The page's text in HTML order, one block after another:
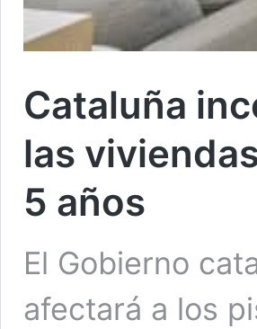
Cataluña
las
5 años
El Gobierno
afectará a los